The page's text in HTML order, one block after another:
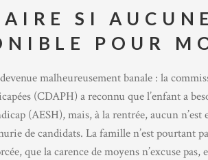
SI
POUR
malheureusement banale : la
(CDAPH) a reconnu que l’enfant a
(AESH), mais, à la rentrée, aucun
de candidats. La famille n’est pourtant
que la carence de moyens n’excuse